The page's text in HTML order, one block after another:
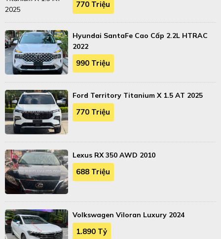
770 Triệu
Hyundai SantaFe Cao Cấp 2.2L HTRAC
2022
990 Triệu
Ford Territory Titanium X 1.5 AT 2025
770 Triệu
Lexus RX 350 AWD 2010
688 Triệu
Volkswagen Viloran Luxury 2024
1.890 Tỷ